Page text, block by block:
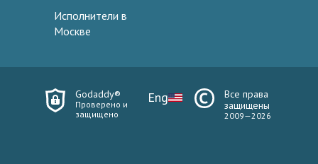
Исполнители в
Москве
Godaddy®
Проверено и
защищено
Eng
Все права
защищены
2009—2026